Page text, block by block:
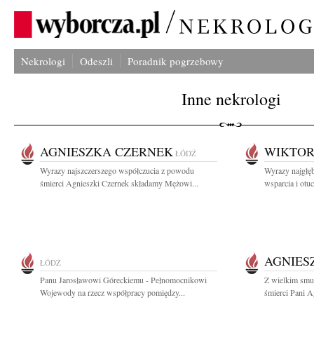
Nekrologi Odeszli Poradnik pogrzebowy
Inne nekrologi
AGNIESZKA CZERNEK ŁÓDŹ
Wyrazy najszczerszego współczucia z powodu
śmierci Agnieszki Czernek składamy Mężowi...
Wyrazy
wsparcia i
ŁÓDŹ
Panu Jarosławowi Góreckiemu - Pełnomocnikowi
Wojewody na rzecz współpracy pomiędzy...
Z wielkim
śmierci Pani